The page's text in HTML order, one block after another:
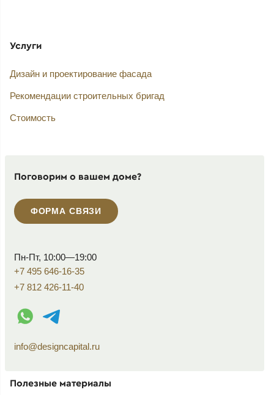
Услуги
Дизайн и проектирование фасада
Рекомендации строительных бригад
Стоимость
Поговорим о вашем доме?
ФОРМА СВЯЗИ
Пн-Пт, 10:00—19:00
+7 495 646-16-35
+7 812 426-11-40
WhatsApp контакт
Telegram контакт
info@designcapital.ru
Полезные материалы